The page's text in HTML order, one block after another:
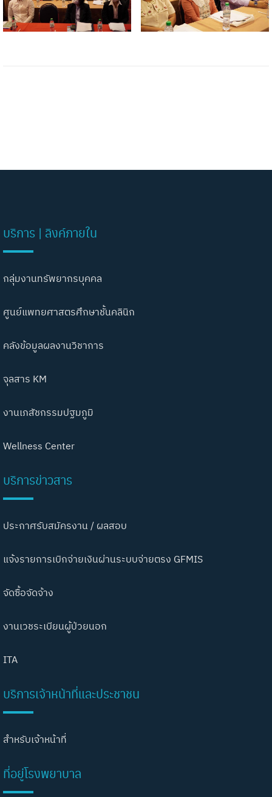
บริการ | ลิงค์ภายใน
กลุ่มงานทรัพยากรบุคคล
ศูนย์แพทยศาสตรศึกษาชั้นคลินิก
คลังข้อมูลผลงานวิชาการ
จุลสาร KM
งานเภสัชกรรมปฐมภูมิ
Wellness Center
บริการข่าวสาร
ประกาศรับสมัครงาน / ผลสอบ
แจ้งรายการเบิกจ่ายเงินผ่านระบบจ่ายตรง GFMIS
จัดซื้อจัดจ้าง
งานเวชระเบียนผู้ป่วยนอก
ITA
บริการเจ้าหน้าที่และประชาชน
สำหรับเจ้าหน้าที่
ที่อยู่โรงพยาบาล